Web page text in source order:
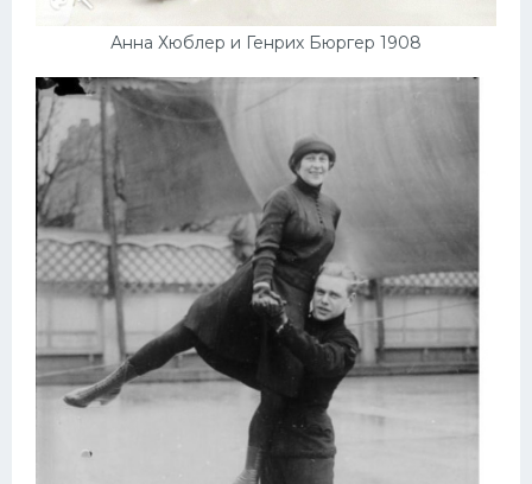
Анна Хюблер и Генрих Бюргер 1908